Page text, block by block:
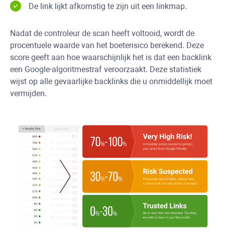
De link lijkt afkomstig te zijn uit een linkmap.
Nadat de controleur de scan heeft voltooid, wordt de
procentuele waarde van het boeterisico berekend. Deze
score geeft aan hoe waarschijnlijk het is dat een backlink
een Google-algoritmestraf veroorzaakt. Deze statistiek
wijst op alle gevaarlijke backlinks die u onmiddellijk moet
vermijden.